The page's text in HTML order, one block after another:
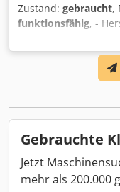
Zustand: gebraucht,
funktionsfähig, -
Evzjpfx Acmorf -
Einwellige
Materials: 120 mm -
Gebrauchte
Jetzt
mehr als 200.000